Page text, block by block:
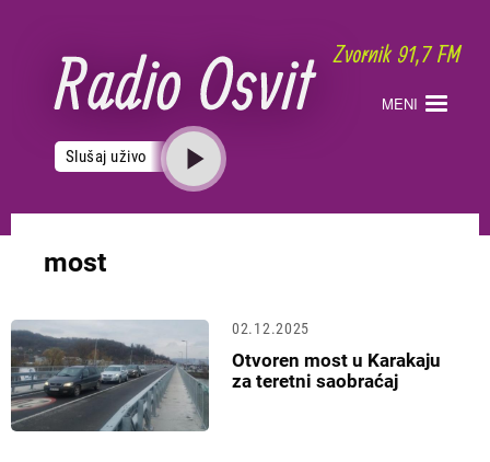
sadržaj
MENI
Slušaj uživo
most
02.12.2025
Otvoren most u Karakaju
za teretni saobraćaj